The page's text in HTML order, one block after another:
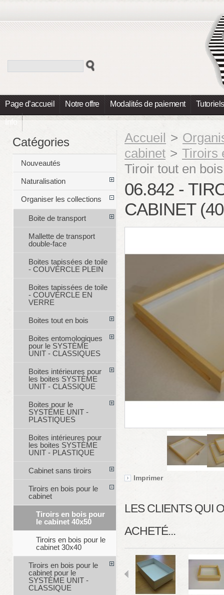
Page d’accueil Notre offre Modalités de paiement Tutoriels
Info
Accueil >
cabinet > Tiroirs
Tiroir tout en
06.842 -
CABINET
Imprimer
LES CLIENTS QUI
ACHETÉ...
Catégories
Nouveautés
Naturalisation
Organiser les collections
Boite de transport
Mallette de transport
double-face
Boites tapissées de toile
- COUVERCLE PLEIN
Boites tapissées de toile
- COUVERCLE EN
VERRE
Boites tout en bois
Boites entomologiques
pour le SYSTÈME
UNIT - CLASSIQUES
Boites intérieures pour
les boites SYSTÈME
UNIT - CLASSIQUE
Boites pour le
SYSTÈME UNIT -
PLASTIQUES
Boites intérieures pour
les boites SYSTÈME
UNIT - PLASTIQUE
Cabinet sans tiroirs
Tiroirs en bois pour le
cabinet
Tiroirs en bois pour
le cabinet 40x50
Tiroirs en bois pour le
cabinet 30x40
Tiroirs en bois pour le
cabinet pour le
SYSTÈME UNIT -
CLASSIQUE